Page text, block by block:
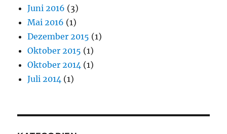
Juni 2016 (3)
Mai 2016 (1)
Dezember 2015 (1)
Oktober 2015 (1)
Oktober 2014 (1)
Juli 2014 (1)